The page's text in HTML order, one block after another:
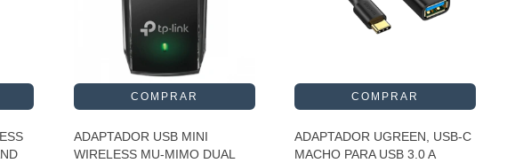
ADAPTADOR USB MINI
WIRELESS MU-MIMO DUAL
ADAPTADOR UGREEN, USB-C
MACHO PARA USB 3.0 A